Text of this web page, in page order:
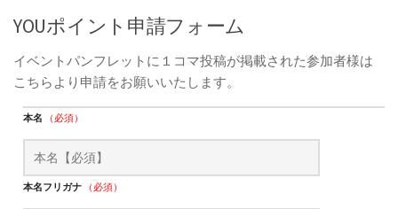
YOUポイント申請フォーム
イベントパンフレットに１コマ投稿が掲載された参加者様は
こちらより申請をお願いいたします。
本名 （必須）
本名フリガナ （必須）